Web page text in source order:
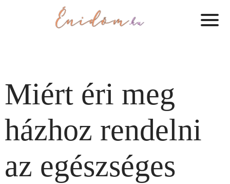
Miért éri meg
házhoz rendelni
az egészséges